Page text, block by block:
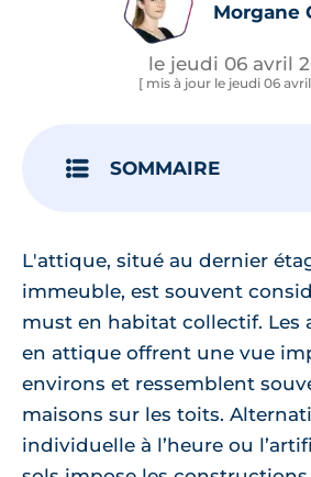
Morgane
le jeudi 06 avril
[ mis à jour le jeudi 06
SOMMAIRE
L'attique, situé au dernier
immeuble, est souvent
must en habitat collectif. Les
en attique offrent une vue
environs et ressemblent
maisons sur les toits.
individuelle à l’heure ou